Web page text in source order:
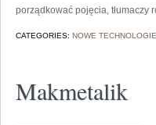
porządkować pojęcia, tłumaczy
CATEGORIES: NOWE TECHNOLOGIE
Makmetalik